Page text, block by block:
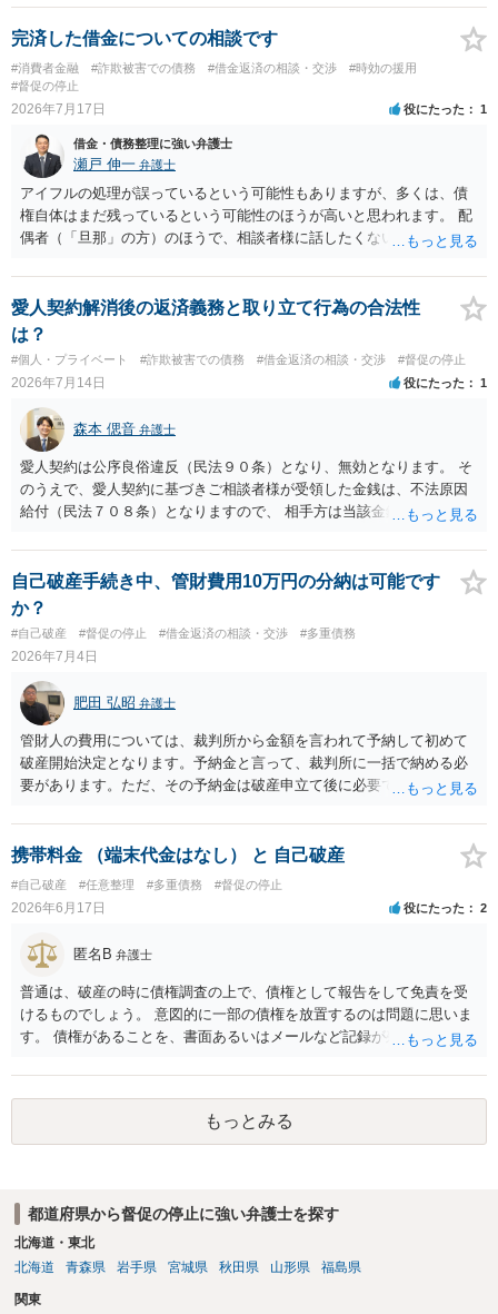
がいいとは思います。 そもそも、特殊詐欺関係なく旦那さんの行為
は法に触れる可能性もあります。 ＞100万を支払わず穏便に和解する
ことは可能でしょうか？ →一般的には難しいです。相談者さんも１０
０万円の被害を受けたとして、１円も払わないで和解したいと言われ
たら、 できるだけ重い刑罰を与えて欲しい、と思われるのではない
はありますか？ そこはあり得ます、ただ、弁護士費用かけるならその
分賠償に回すことも考えられるので、 兼ね合いは考えてみましょう。
完済した借金についての相談です
#消費者金融 #詐欺被害での債務 #借金返済の相談・交渉
#時効の援用
#督促の停止
2026年7月17日 役にたった 1
借金・債務整理に強い弁護士
瀬戸 伸一 弁護士
アイフルの処理が誤っているという可能性もありますが、多くは、債
権自体はまだ残っているという可能性のほうが高いと思われます。 配
偶者（「旦那」の方）のほうで、相談者様に話したくない事情等もあ
援用という方法も取れる可能性があるため、御主人に法律事務所に相
談にいくように説得されてはどうでしょうか。相談者様が一緒だと話
せない事情もあるかもしれないのでおひとりで行ってもらうほうがい
いかもしれません。 配偶者の債務がある状態で配偶者が亡くなると債
務を相談者様が相続するという状態になる（相続放棄などの亡くなっ
てからの方法もありますが）ため、相談者様にも関係することだとし
て相談にいくようにお話してみてはどうでしょうか。
愛人契約解消後の返済義務と取り立て行為の合法性
は？
#個人・プライベート #詐欺被害での債務 #借金返済の相談・交渉 #督促の停止
2026年7月14日 役にたった 1
森本 偲音 弁護士
愛人契約は公序良俗違反（民法９０条）となり、無効となります。 そ
のうえで、愛人契約に基づきご相談者様が受領した金銭は、不法原因
給付（民法７０８条）となりますので、 相手方は当該金銭の返還請求
自己破産手続き中、管財費用10万円の分納は可能です
か？
#自己破産 #督促の停止 #借金返済の相談・交渉 #多重債務
2026年7月4日
肥田 弘昭 弁護士
管財人の費用については、裁判所から金額を言われて予納して初めて
破産開始決定となります。予納金と言って、裁判所に一括で納める必
要があります。ただ、その予納金は破産申立て後に必要ですので、そ
参考にしてください。
携帯料金 （端末代金はなし） と 自己破産
#自己破産 #任意整理 #多重債務 #督促の停止
2026年6月17日 役にたった 2
匿名B 弁護士
普通は、破産の時に債権調査の上で、債権として報告をして免責を受
けるものでしょう。 意図的に一部の債権を放置するのは問題に思いま
す。 債権があることを、書面あるいはメールなど記録が残る形で、弁
ん。面倒だし、訴訟の可能性も低いので時効まで放置すればよいとい
う意味だとすれば悪質です。
もっとみる
都道府県から督促の停止に強い弁護士を探す
北海道・東北
北海道
青森県 岩手県 宮城県 秋田県 山形県 福島県
関東